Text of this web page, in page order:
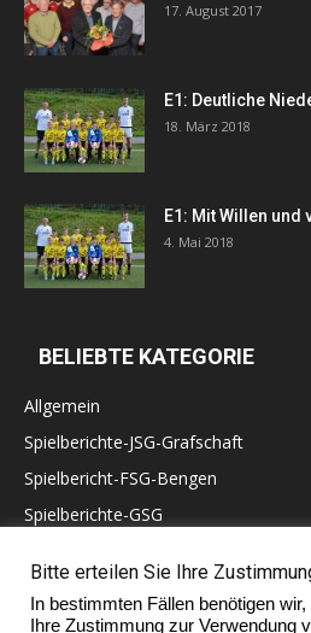
17. August 2017
E1: Deutliche
18. März 2018
E1: Mit Willen
4. Mai 2018
BELIEBTE KATEGORIE
Allgemein
Spielberichte-JSG-Grafschaft
Spielbericht-FSG-Bengen
Spielberichte-GSG
Ehrenmitglieder
Bitte erteilen Sie Ihre
In bestimmten Fällen benötigen
Ihre Zustimmung zur Verwendung